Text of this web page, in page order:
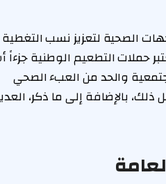
الصحية لتعزيز نسب التغطية
حملات التطعيم الوطنية جزءاً
والحد من العبء الصحي
بالإضافة إلى ما ذكر،